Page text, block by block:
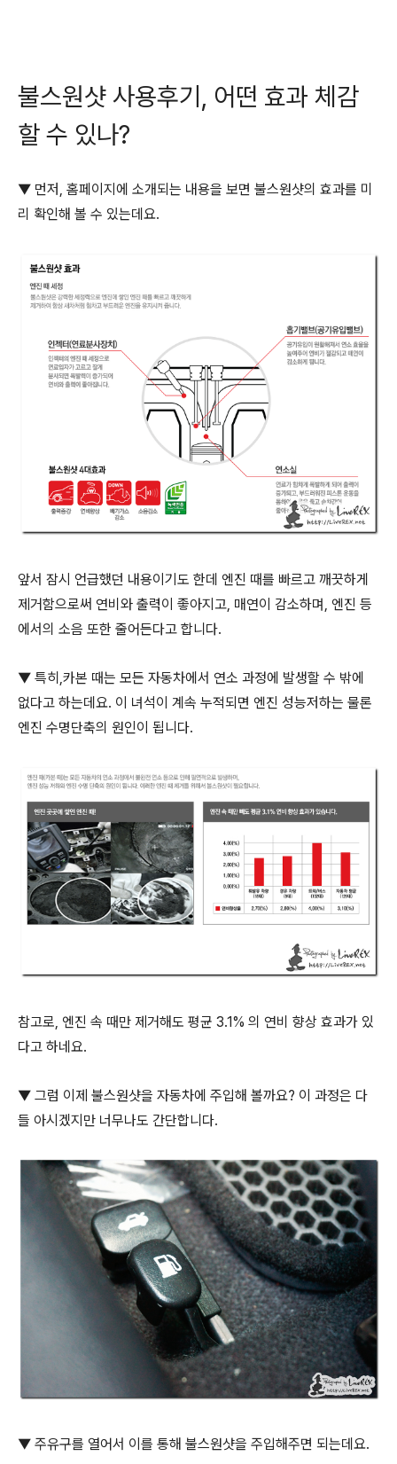
불스원샷 사용후기, 어떤 효과 체감
할 수 있나?
▼ 먼저, 홈페이지에 소개되는 내용을 보면 불스원샷의 효과를 미
리 확인해 볼 수 있는데요.
앞서 잠시 언급했던 내용이기도 한데 엔진 때를 빠르고 깨끗하게
제거함으로써 연비와 출력이 좋아지고, 매연이 감소하며, 엔진 등
에서의 소음 또한 줄어든다고 합니다.
▼ 특히,카본 때는 모든 자동차에서 연소 과정에 발생할 수 밖에
없다고 하는데요. 이 녀석이 계속 누적되면 엔진 성능저하는 물론
엔진 수명단축의 원인이 됩니다.
참고로, 엔진 속 때만 제거해도 평균 3.1% 의 연비 향상 효과가 있
다고 하네요.
▼ 그럼 이제 불스원샷을 자동차에 주입해 볼까요? 이 과정은 다
들 아시겠지만 너무나도 간단합니다.
▼ 주유구를 열어서 이를 통해 불스원샷을 주입해주면 되는데요.